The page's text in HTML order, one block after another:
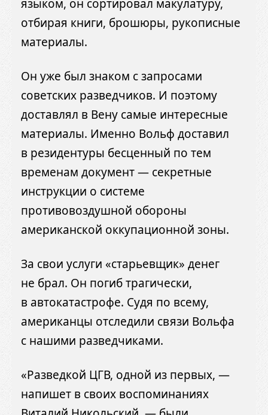
языком, он сортировал макулатуру,
отбирая книги, брошюры, рукописные
материалы.
Он уже был знаком с запросами
советских разведчиков. И поэтому
доставлял в Вену самые интересные
материалы. Именно Вольф доставил
в резидентуры бесценный по тем
временам документ — секретные
инструкции о системе
противовоздушной обороны
американской оккупационной зоны.
За свои услуги «старьевщик» денег
не брал. Он погиб трагически,
в автокатастрофе. Судя по всему,
американцы отследили связи Вольфа
с нашими разведчиками.
«Разведкой ЦГВ, одной из первых, —
напишет в своих воспоминаниях